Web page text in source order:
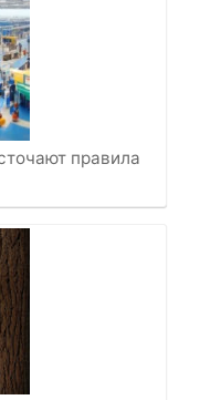
правила